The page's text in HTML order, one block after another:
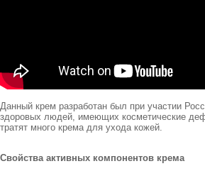
Данный крем разработан был при участии
здоровых людей, имеющих косметические
тратят много крема для ухода кожей.
Свойства активных компонентов крема